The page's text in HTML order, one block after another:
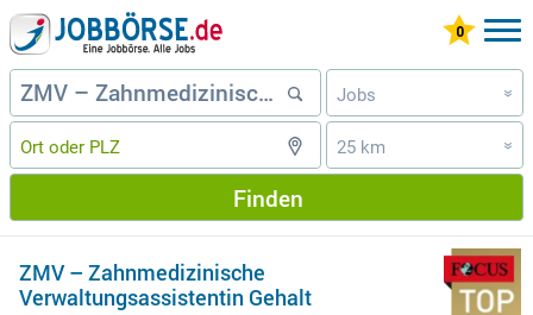
Jobs »
25 km »
Finden
ZMV – Zahnmedizinische
Verwaltungsassistentin Gehalt